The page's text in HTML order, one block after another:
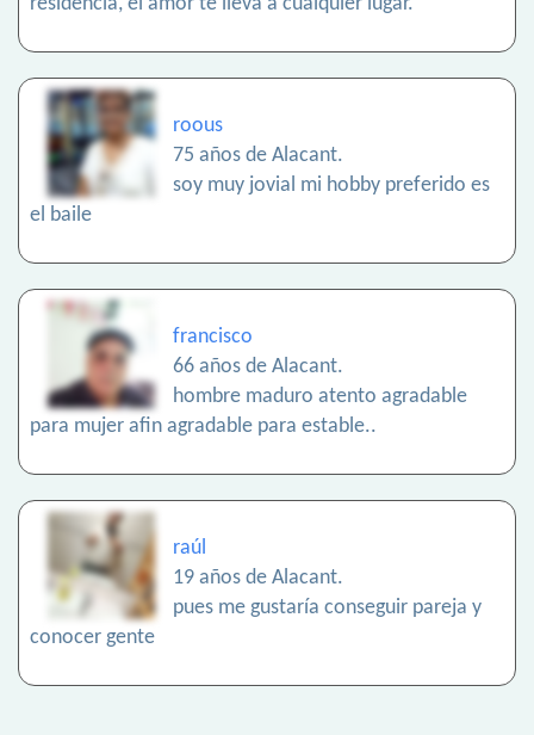
residencia, el amor te lleva a cualquier lugar.
roous
75 años de Alacant.
soy muy jovial mi hobby preferido es
el baile
francisco
66 años de Alacant.
hombre maduro atento agradable
para mujer afin agradable para estable..
raúl
19 años de Alacant.
pues me gustaría conseguir pareja y
conocer gente